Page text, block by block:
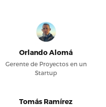
Orlando Alomá
Gerente de Proyectos en un
Startup
Tomás Ramírez